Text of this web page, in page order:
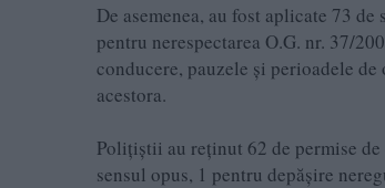
De asemenea, au fost aplicate 73
pentru nerespectarea O.G. nr. 37/
conducere, pauzele și perioadele
acestora.
Polițiștii au reținut 62 de permise
sensul opus, 1 pentru depășire